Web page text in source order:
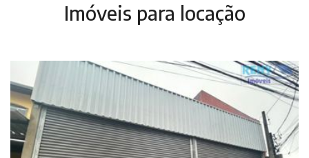
Imóveis para locação